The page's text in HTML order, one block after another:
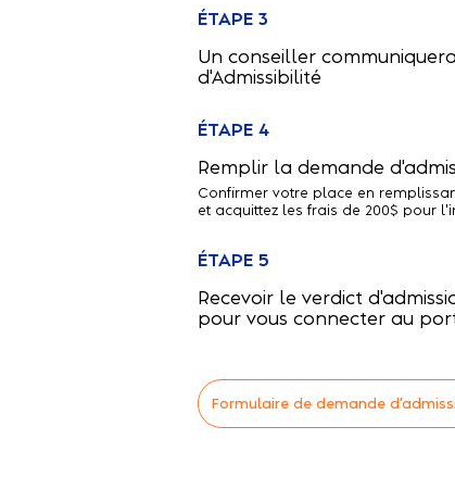
ÉTAPE 3
Un conseiller
d'Admissibilité
ÉTAPE 4
Remplir la demande
Confirmer votre place en
et acquittez les frais de 200$ pour
ÉTAPE 5
Recevoir le verdict
pour vous connecter au
Formulaire de demande